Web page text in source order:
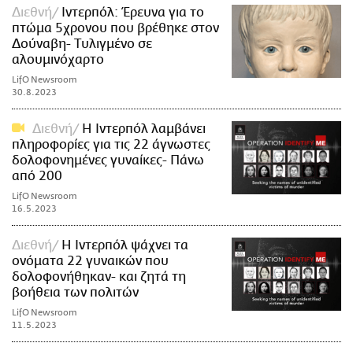
Διεθνή
Ιντερπόλ: Έρευνα για το
πτώμα 5χρονου που βρέθηκε στον
Δούναβη- Τυλιγμένο σε
αλουμινόχαρτο
LifO Newsroom
30.8.2023
Διεθνή
Η Ιντερπόλ λαμβάνει
πληροφορίες για τις 22 άγνωστες
δολοφονημένες γυναίκες- Πάνω
από 200
LifO Newsroom
16.5.2023
Διεθνή
Η Ιντερπόλ ψάχνει τα
ονόματα 22 γυναικών που
δολοφονήθηκαν- και ζητά τη
βοήθεια των πολιτών
LifO Newsroom
11.5.2023